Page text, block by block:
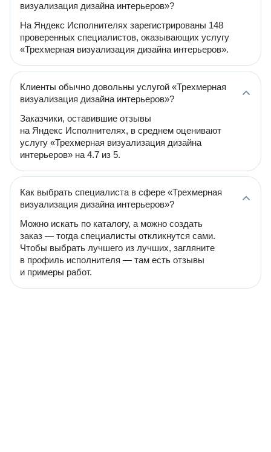
визуализация дизайна интерьеров»?
На Яндекс Исполнителях зарегистрированы 148
проверенных специалистов, оказывающих услугу
«Трехмерная визуализация дизайна интерьеров».
Клиенты обычно довольны услугой «Трехмерная
визуализация дизайна интерьеров»?
Заказчики, оставившие отзывы
на Яндекс Исполнителях, в среднем оценивают
услугу «Трехмерная визуализация дизайна
интерьеров» на 4.7 из 5.
Как выбрать специалиста в сфере «Трехмерная
визуализация дизайна интерьеров»?
Можно искать по каталогу, а можно создать
заказ — тогда специалисты откликнутся сами.
Чтобы выбрать лучшего из лучших, загляните
в профиль исполнителя — там есть отзывы
и примеры работ.